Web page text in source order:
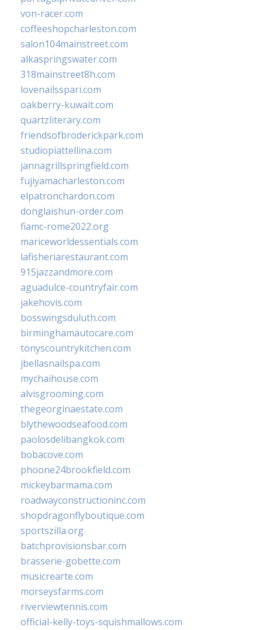
von-racer.com
coffeeshopcharleston.com
salon104mainstreet.com
alkaspringswater.com
318mainstreet8h.com
lovenailsspari.com
oakberry-kuwait.com
quartzliterary.com
friendsofbroderickpark.com
studiopiattellina.com
jannagrillspringfield.com
fujiyamacharleston.com
elpatronchardon.com
donglaishun-order.com
fiamc-rome2022.org
mariceworldessentials.com
lafisheriarestaurant.com
915jazzandmore.com
aguadulce-countryfair.com
jakehovis.com
bosswingsduluth.com
birminghamautocare.com
tonyscountrykitchen.com
jbellasnailspa.com
mychaihouse.com
alvisgrooming.com
thegeorginaestate.com
blythewoodseafood.com
paolosdelibangkok.com
bobacove.com
phoone24brookfield.com
mickeybarmama.com
roadwayconstructioninc.com
shopdragonflyboutique.com
sportszilla.org
batchprovisionsbar.com
brasserie-gobette.com
musicrearte.com
morseysfarms.com
riverviewtennis.com
official-kelly-toys-squishmallows.com